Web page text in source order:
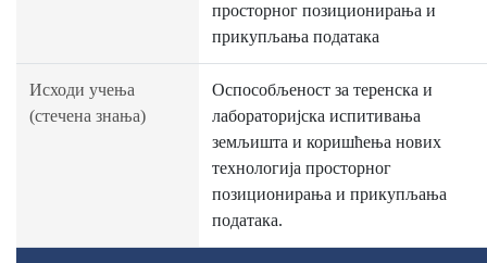
просторног позиционирања и
прикупљања података
Исходи учења
(стечена знања)
Оспособљеност за теренска и
лабораторијска испитивања
земљишта и коришћења нових
технологија просторног
позиционирања и прикупљања
података.